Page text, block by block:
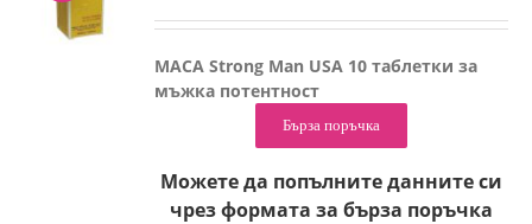
MACA Strong Man USA 10 таблетки за
мъжка потентност
Бърза поръчка
Можете да попълните данните си
чрез формата за бърза поръчка